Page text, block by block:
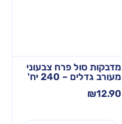
מדבקות סול פרח צבעוני
מעורב גדלים – 240 יח'
₪12.90